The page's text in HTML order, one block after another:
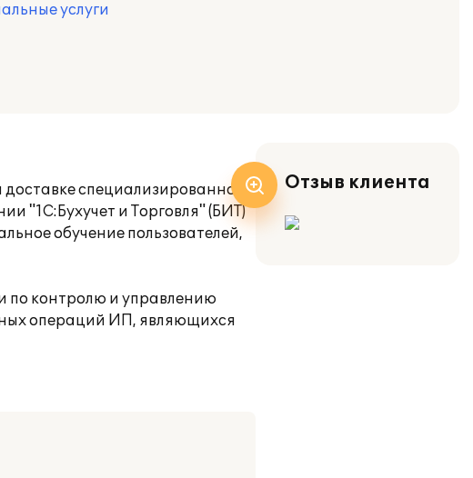
услуги
специализированной
"1С:Бухучет и Торговля" (БИТ)
обучение пользователей,
по контролю и управлению
операций ИП, являющихся
Отзыв клиента